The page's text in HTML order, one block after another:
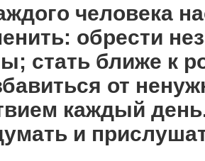
человека
обрести
стать ближе к
от
каждый
и